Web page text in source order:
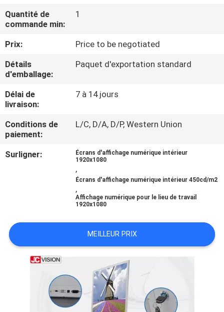
VISITE
DE
CONTRÔLE
DE
LA
QUALITÉ
CONTACTER
ACTUALITÉS
LES
AFFAIRES
DEMANDEZ
Quantité de
commande min:
1
Prix:
Price to be negotiated
Détails
d'emballage:
Paquet d'exportation standard
Délai de
livraison:
7 à 14 jours
Conditions de
paiement:
L/C, D/A, D/P, Western Union
Surligner:
Écrans d'affichage numérique intérieur
1920x1080
,
Écrans d'affichage numérique intérieur 450cd/m2
,
Affichage numérique pour le lieu de travail
1920x1080
MEILLEUR PRIX